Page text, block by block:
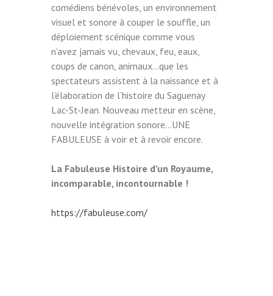
comédiens bénévoles, un environnement
visuel et sonore à couper le souffle, un
déploiement scénique comme vous
n’avez jamais vu, chevaux, feu, eaux,
coups de canon, animaux…que les
spectateurs assistent à la naissance et à
l’élaboration de l’histoire du Saguenay
Lac-St-Jean. Nouveau metteur en scène,
nouvelle intégration sonore…UNE
FABULEUSE à voir et à revoir encore.
La Fabuleuse Histoire d’un Royaume,
incomparable, incontournable !
https://fabuleuse.com/